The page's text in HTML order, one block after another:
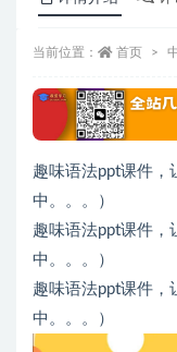
当前位置： 首页
趣味语法ppt课件，
中。。。）
趣味语法ppt课件，
中。。。）
趣味语法ppt课件，
中。。。）